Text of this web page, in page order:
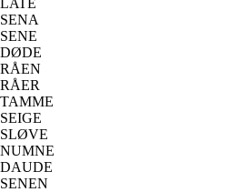
SENA
SENE
DØDE
RÅEN
RÅER
TAMME
SEIGE
SLØVE
NUMNE
DAUDE
SENEN